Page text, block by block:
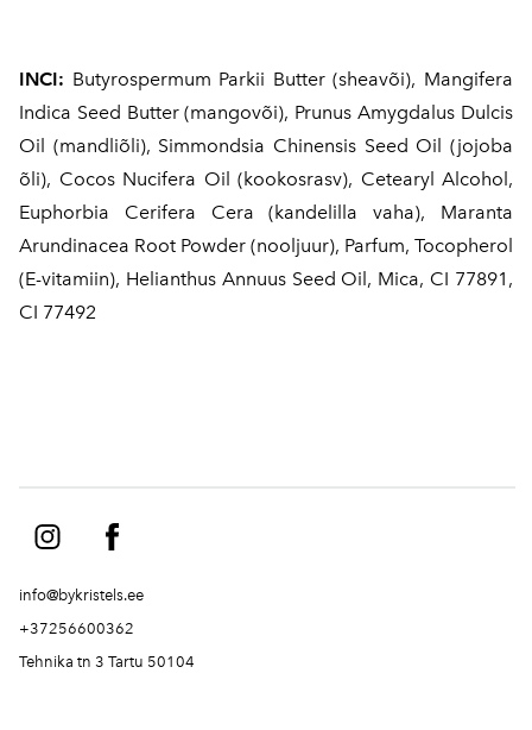
INCI: Butyrospermum Parkii Butter (sheavõi), Mangifera
Indica Seed Butter (mangovõi), Prunus Amygdalus Dulcis
Oil (mandliõli), Simmondsia Chinensis Seed Oil (jojoba
õli), Cocos Nucifera Oil (kookosrasv), Cetearyl Alcohol,
Euphorbia Cerifera Cera (kandelilla vaha), Maranta
Arundinacea Root Powder (nooljuur), Parfum, Tocopherol
(E-vitamiin), Helianthus Annuus Seed Oil, Mica, CI 77891,
CI 77492
info@bykristels.ee
+37256600362
Tehnika tn 3 Tartu 50104